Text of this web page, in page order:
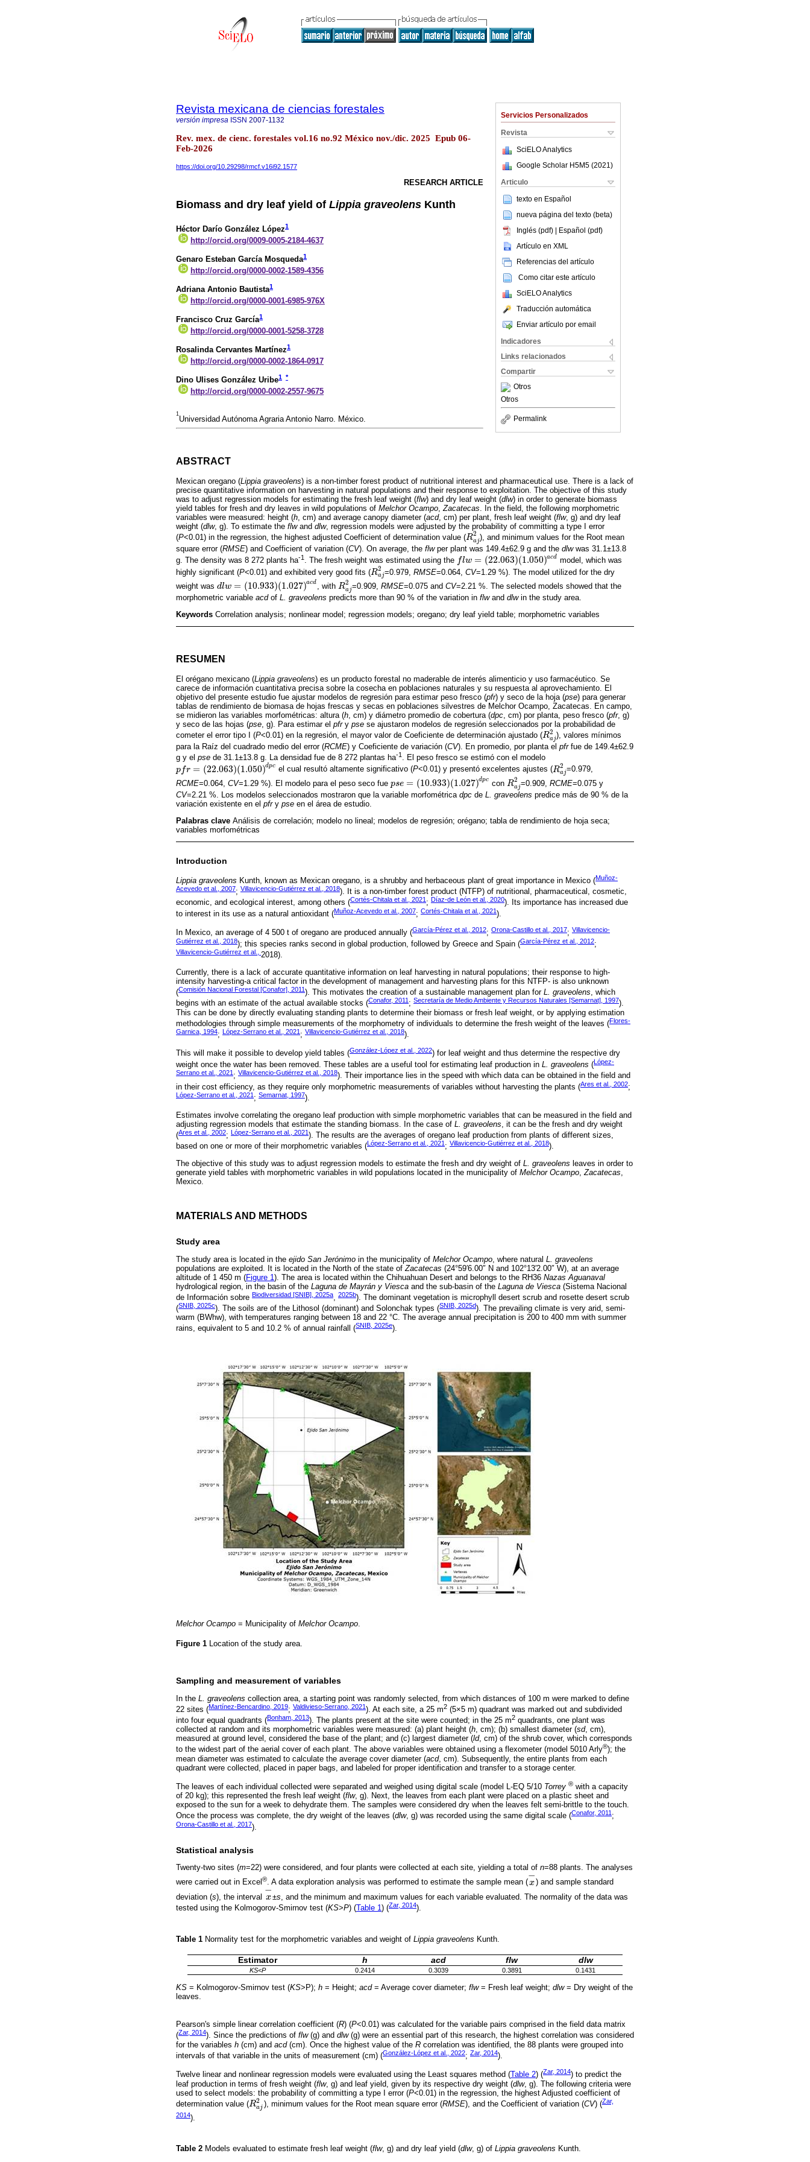
Servicios Personalizados
Revista
SciELO Analytics
Google Scholar H5M5 (2021 )
Articulo
texto en Español
nueva página del texto (beta)
Inglés (pdf) | Español (pdf)
Artículo en XML
Referencias del artículo
Como citar este artículo
SciELO Analytics
Traducción automática
Enviar artículo por email
Indicadores
Links relacionados
Compartir
Otros
Otros
Permalink
Revista mexicana de ciencias forestales
versión impresa ISSN 2007-1132
Rev. mex. de cienc. forestales vol.16 no.92 México nov./dic. 2025 Epub 06-
Feb-2026
https://doi.org/10.29298/rmcf.v16i92.1577
RESEARCH ARTICLE
Biomass and dry leaf yield of Lippia graveolens Kunth
Héctor Darío González López1
http://orcid.org/0009-0005-2184-4637
Genaro Esteban García Mosqueda1
http://orcid.org/0000-0002-1589-4356
Adriana Antonio Bautista1
http://orcid.org/0000-0001-6985-976X
Francisco Cruz García1
http://orcid.org/0000-0001-5258-3728
Rosalinda Cervantes Martínez1
http://orcid.org/0000-0002-1864-0917
Dino Ulises González Uribe1 *
http://orcid.org/0000-0002-2557-9675
1
Universidad Autónoma Agraria Antonio Narro. México.
ABSTRACT
Mexican oregano (Lippia graveolens) is a non-timber forest product of nutritional interest and pharmaceutical use. There is a lack of
precise quantitative information on harvesting in natural populations and their response to exploitation. The objective of this study
was to adjust regression models for estimating the fresh leaf weight (flw) and dry leaf weight (dlw) in order to generate biomass
yield tables for fresh and dry leaves in wild populations of Melchor Ocampo Zacatecas . In the field, the following morphometric
variables were measured: height (h , cm) and average canopy diameter (acd, cm) per plant, fresh leaf weight (flw, g) and dry leaf
weight (dlw, g). To estimate the flwand dlw, regression models were adjusted by the probability of committing a type I error
(P<0.01) in the regression, the highest adjusted Coefficient of determination value (R2
aj
Raj2), and minimum values for the Root mean
square error (RMSE) and Coefficient of variation (CV). On average, the flwper plant was 149.4±62.9 g and the dlwwas 31.1±13.8
g. The density was 8 272 plants ha-1 . The fresh weight was estimated using the flw = (22.063)(1.050)acd
flw=22.0631.050 ac d
model, which was
highly significant (P<0.01) and exhibited very good fits (R2
aj
Raj2=0.979, RMSE=0.064, CV=1.29 %). The model utilized for the dry
weight was dlw = (10.933)(1.027)acd
dlw= 10.9331.027a cd , with R2
aj
Raj2=0.909,RMSE=0.075 andCV=2.21 %. The selected models showed that the
morphometric variable acdof L. graveolens predicts more than 90 % of the variation in flwand dlwin the study area.
Keywords Correlation analysis; nonlinear model; regression models; oregano; dry leaf yield table; morphometric variables
RESUMEN
El orégano mexicano (Lippia graveolens) es un producto forestal no maderable de interés alimenticio y uso farmacéutico. Se
carece de información cuantitativa precisa sobre la cosecha en poblaciones naturales y su respuesta al aprovechamiento. El
objetivo del presente estudio fue ajustar modelos de regresión para estimar peso fresco (pfr) y seco de la hoja (pse) para generar
tablas de rendimiento de biomasa de hojas frescas y secas en poblaciones silvestres de Melchor Ocampo, Zacatecas. En campo,
se midieron las variables morfométricas: altura (h, cm) y diámetro promedio de cobertura (dpc, cm) por planta, peso fresco (pfr, g)
y seco de las hojas (pse, g). Para estimar el pfry pse se ajustaron modelos de regresión seleccionados por la probabilidad de
cometer el error tipo I (P<0.01) en la regresión, el mayor valor de Coeficiente de determinación ajustado (R2
aj
Raj2), valores mínimos
para la Raíz del cuadrado medio del error (RCME) y Coeficiente de variación (CV). En promedio, por planta el pfrfue de 149.4±62.9
g y el pse de 31.1±13.8 g. La densidad fue de 8 272 plantas ha-1 . El peso fresco se estimó con el modelo
p fr = (22.063)(1.050)dpc
pf r=22.0631.050 dp c el cual resultó altamente significativo (P<0.01) y presentó excelentes ajustes (R2
aj
Raj2=0.979,
RCME=0.064, CV=1.29 %). El modelo para el peso seco fue pse = (10.933)(1.027)dpc
pse=10.9331.027dpc con R2
aj
Raj2=0.909, RCME=0.075 y
CV=2.21 %. Los modelos seleccionados mostraron que la variable morfométrica dpc de L. graveolens predice más de 90 % de la
variación existente en el pfry pse en el área de estudio.
Palabras clave Análisis de correlación; modelo no lineal; modelos de regresión; orégano; tabla de rendimiento de hoja seca;
variables morfométricas
Introduction
Lippia graveolens Kunth, known as Mexican oregano, is a shrubby and herbaceous plant of great importance in Mexico (Muñoz-
Acevedo et al., 2007; Villavicencio-Gutiérrez et al., 2018). It is a non-timber forest product (NTFP) of nutritional, pharmaceutical, cosmetic,
economic, and ecological interest, among others (Cortés-Chitala et al., 2021; Díaz-de León et al., 2020). Its importance has increased due
to interest in its use as a natural antioxidant (Muñoz-Acevedo et al., 2007; Cortés-Chitala et al., 2021).
In Mexico, an average of 4 500 t of oregano are produced annually (García-Pérez et al., 2012; Orona-Castillo et al., 2017; Villavicencio-
Gutiérrez et al., 2018); this species ranks second in global production, followed by Greece and Spain (García-Pérez et al., 2012;
Villavicencio-Gutiérrez et al., 2018).
Currently, there is a lack of accurate quantitative information on leaf harvesting in natural populations; their response to high-
intensity harvesting-a critical factor in the development of management and harvesting plans for this NTFP- is also unknown
(Comisión Nacional Forestal [Conafor], 2011). This motivates the creation of a sustainable management plan for L. graveolens, which
begins with an estimate of the actual available stocks (Conafor, 2011 ; Secretaría de Medio Ambiente y Recursos Naturales [Semarnat], 1997).
This can be done by directly evaluating standing plants to determine their biomass or fresh leaf weight, or by applying estimation
methodologies through simple measurements of the morphometry of individuals to determine the fresh weight of the leaves (Flores-
Garnica, 1994; López-Serrano et al., 2021 ; Villavicencio-Gutiérrez et al., 2018).
This will make it possible to develop yield tables (González-López et al., 2022) for leaf weight and thus determine the respective dry
weight once the water has been removed. These tables are a useful tool for estimating leaf production in L. graveolens (López-
Serrano et al., 2021 ; Villavicencio-Gutiérrez et al., 2018). Their importance lies in the speed with which data can be obtained in the field and
in their cost efficiency, as they require only morphometric measurements of variables without harvesting the plants (Ares et al., 2002;
López-Serrano et al., 2021 ; Semarnat, 1997).
Estimates involve correlating the oregano leaf production with simple morphometric variables that can be measured in the field and
adjusting regression models that estimate the standing biomass. In the case of L. graveolens , it can be the fresh and dry weight
(Ares et al., 2002; López-Serrano et al., 2021). The results are the averages of oregano leaf production from plants of different sizes,
based on one or more of their morphometric variables (López-Serrano et al., 2021 ; Villavicencio-Gutiérrez et al., 2018).
The objective of this study was to adjust regression models to estimate the fresh and dry weight of L. graveolens leaves in order to
generate yield tables with morphometric variables in wild populations located in the municipality of Melchor Ocampo Zacatecas
Mexico.
MATERIALS AND METHODS
Study area
The study area is located in the ejido San Jerónimo in the municipality of Melchor Ocampo , where natural L. graveolens
populations are exploited. It is located in the North of the state of Zacatecas (24°59′6.00″ N and 102°13′2.00″ W), at an average
altitude of 1 450 m (Figure 1). The area is located within the Chihuahuan Desert and belongs to the RH36 Nazas Aguanaval
hydrological region, in the basin of the Laguna de Mayrán y Viesca and the sub-basin of the Laguna de Viesca (Sistema Nacional
de Información sobre Biodiversidad [SNIB], 2025a 2025b). The dominant vegetation is microphyll desert scrub and rosette desert scrub
(SNIB, 2025c). The soils are of the Lithosol (dominant) and Solonchak types (SNIB, 2025d). The prevailing climate is very arid, semi-
warm (BWhw), with temperatures ranging between 18 and 22 °C. The average annual precipitation is 200 to 400 mm with summer
rains, equivalent to 5 and 10.2 % of annual rainfall (SNIB, 2025e).
Melchor Ocampo = Municipality of Melchor Ocampo.
Figure 1 Location of the study area.
Sampling and measurement of variables
In the L. graveolens collection area, a starting point was randomly selected, from which distances of 100 m were marked to define
22 sites (Martínez-Bencardino, 2019; Valdivieso-Serrano, 2021). At each site, a 25 m2 (5×5 m) quadrant was marked out and subdivided
into four equal quadrants (Bonham, 2013). The plants present at the site were counted; in the 25 m2 quadrants, one plant was
collected at random and its morphometric variables were measured: (a) plant height (h, cm); (b) smallest diameter (sd, cm),
measured at ground level, considered the base of the plant; and (c) largest diameter (ld, cm) of the shrub cover, which corresponds
to the widest part of the aerial cover of each plant. The above variables were obtained using a flexometer (model 5010 Arly®); the
mean diameter was estimated to calculate the average cover diameter (acd, cm). Subsequently, the entire plants from each
quadrant were collected, placed in paper bags, and labeled for proper identification and transfer to a storage center.
The leaves of each individual collected were separated and weighed using digital scale (model L-EQ 5/10 Torrey ® with a capacity
of 20 kg); this represented the fresh leaf weight (flw, g). Next, the leaves from each plant were placed on a plastic sheet and
exposed to the sun for a week to dehydrate them. The samples were considered dry when the leaves felt semi-brittle to the touch.
Once the process was complete, the dry weight of the leaves (dlw, g) was recorded using the same digital scale (Conafor, 2011 ;
Orona-Castillo et al., 2017).
Statistical analysis
Twenty-two sites (m=22) were considered, and four plants were collected at each site, yielding a total of n=88 plants. The analyses
were carried out in Excel ®. A data exploration analysis was performed to estimate the sample mean (x
−
x-) and sample standard
deviation (s), the interval x
−
x-±s , and the minimum and maximum values for each variable evaluated. The normality of the data was
tested using the Kolmogorov-Smirnov test (KS>P) (Table 1) (Zar, 2014).
Table 1 Normality test for the morphometric variables and weight of Lippia graveolens Kunth.
Estimator h acd flw dlw
KS<P 0.2414 0.3039 0.3891 0.1431
KS = Kolmogorov-Smirnov test (KS>P); h = Height; acd= Average cover diameter; flw= Fresh leaf weight; dlw= Dry weight of the
leaves.
Pearson's simple linear correlation coefficient (R) (P<0.01) was calculated for the variable pairs comprised in the field data matrix
(Zar, 2014). Since the predictions of flw(g) and dlw(g) were an essential part of this research, the highest correlation was considered
for the variables h (cm) and acd(cm). Once the highest value of the R correlation was identified, the 88 plants were grouped into
intervals of that variable in the units of measurement (cm) (González-López et al., 2022; Zar, 2014).
Twelve linear and nonlinear regression models were evaluated using the Least squares method ( Table 2) (Zar, 2014) to predict the
leaf production in terms of fresh weight (flw, g) and leaf yield, given by its respective dry weight (dlw, g). The following criteria were
used to select models: the probability of committing a type I error (P<0.01) in the regression, the highest Adjusted coefficient of
determination value (R2
aj
Raj2), minimum values for the Root mean square error (RMSE), and the Coefficient of variation (CV) (Zar,
2014).
Table 2 Models evaluated to estimate fresh leaf weight (flw, g) and dry leaf yield (dlw, g) of Lippia graveolens Kunth.